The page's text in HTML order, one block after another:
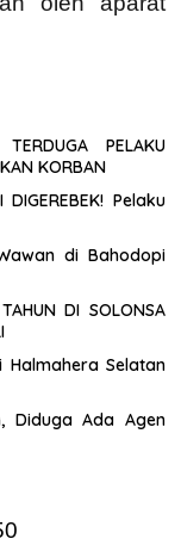
PELAKU
KORBAN
DIGEREBEK! Pelaku
di Bahodopi
DI SOLONSA
Halmahera Selatan
Diduga Ada Agen